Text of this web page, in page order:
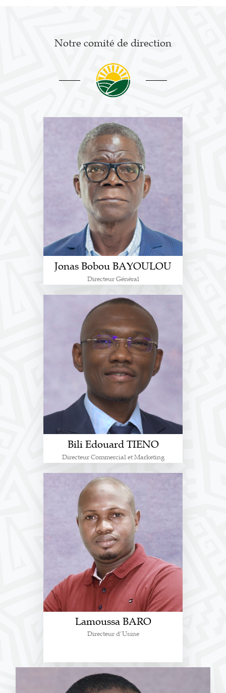
Notre comité de direction
Jonas Bobou BAYOULOU
Directeur Général
Bili Edouard TIENO
Directeur Commercial et Marketing
Lamoussa BARO
Directeur d’Usine